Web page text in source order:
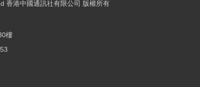
香港中國通訊社有限公司 版權所有
樓